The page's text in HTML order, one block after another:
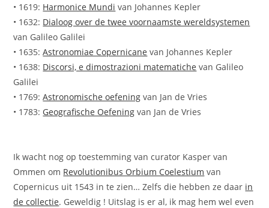
• 1619: Harmonice Mundi van Johannes Kepler
• 1632: Dialoog over de twee voornaamste wereldsystemen
van Galileo Galilei
• 1635:Astronomiae Copernicane van Johannes Kepler
• 1638: Discorsi, e dimostrazioni matematiche van Galileo
Galilei
• 1769:Astronomische oefening van Jan de Vries
• 1783: Geografische Oefening van Jan de Vries
Ik wacht nog op toestemming van curator Kasper van
Ommen om Revolutionibus Orbium Coelestium van
Copernicus uit 1543 in te zien… Zelfs die hebben ze daar in
de collectie. Geweldig ! Uitslag is er al, ik mag hem wel even